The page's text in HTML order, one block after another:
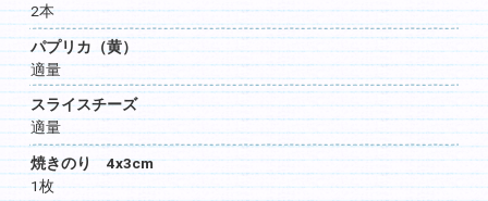
2本
パプリカ（黄）
適量
スライスチーズ
適量
焼きのり 4x3cm
1枚